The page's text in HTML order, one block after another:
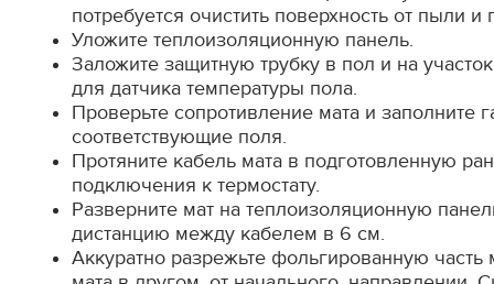
потребуется очистить поверхность от пыли
Уложите теплоизоляционную панель.
Заложите защитную трубку в пол и на
для датчика температуры пола.
Проверьте сопротивление мата и заполните
соответствующие поля.
Протяните кабель мата в подготовленную
подключения к термостату.
Разверните мат на теплоизоляционную
дистанцию между кабелем в 6 см.
Аккуратно разрежьте фольгированную часть